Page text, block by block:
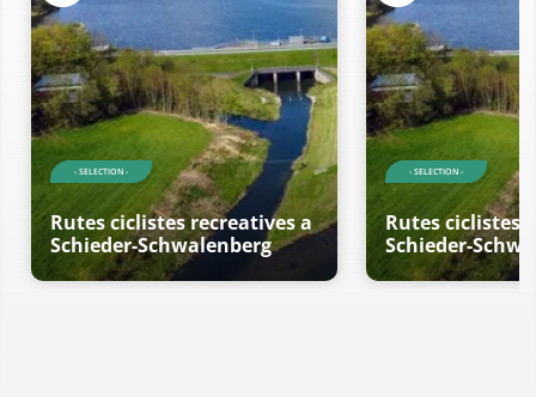
- SELECTION -
Rutes ciclistes recreatives a
Schieder-Schwalenberg
- SELECTION -
Rutes ciclistes
Schieder-